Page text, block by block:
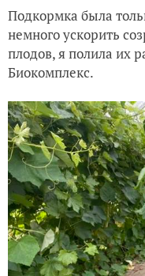
Подкормка была
немного ускорить
плодов, я полила их
Биокомплекс.